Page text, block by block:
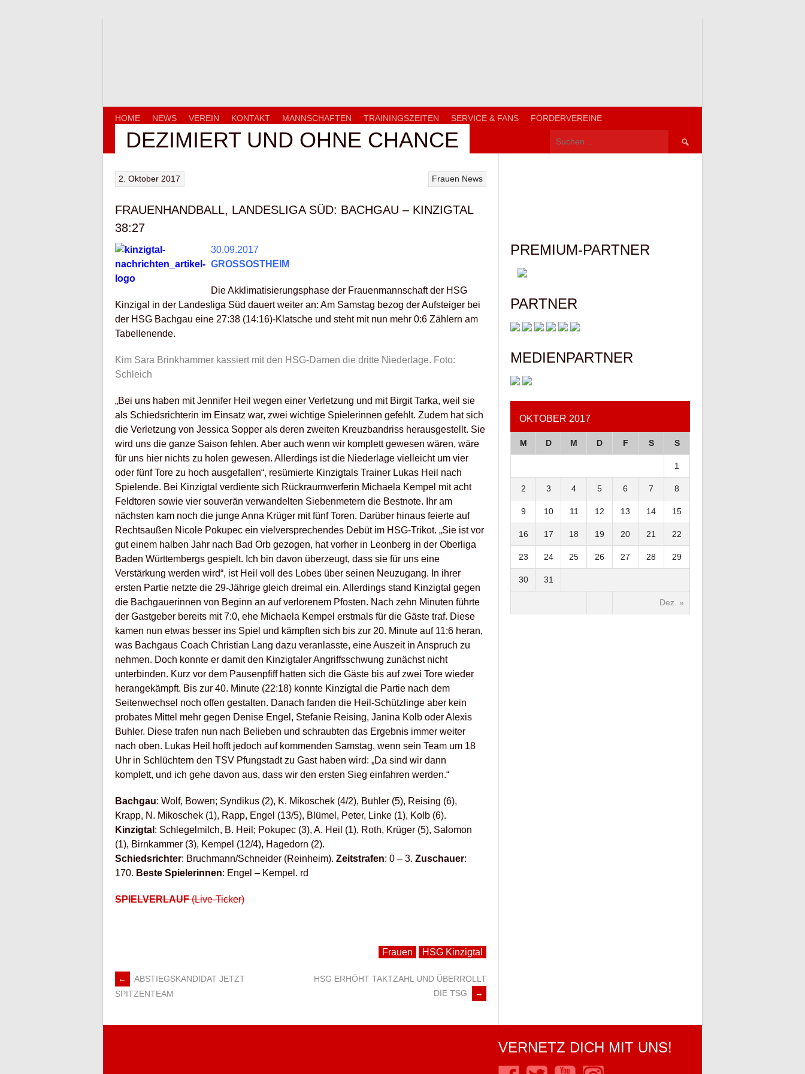
HOME NEWS VEREIN KONTAKT MANNSCHAFTEN TRAININGSZEITEN SERVICE & FANS FÖRDERVEREINE
Suchen
DEZIMIERT UND OHNE CHANCE
Frauen News
2. Oktober 2017
FRAUENHANDBALL, LANDESLIGA SÜD: BACHGAU – KINZIGTAL
38:27
30.09.2017
GROSSOSTHEIM
Die Akklimatisierungsphase der Frauenmannschaft der HSG
Kinzigal in der Landesliga Süd dauert weiter an: Am Samstag bezog der Aufsteiger bei
der HSG Bachgau eine 27:38 (14:16)-Klatsche und steht mit nun mehr 0:6 Zählern am
Tabellenende.
Kim Sara Brinkhammer kassiert mit den HSG-Damen die dritte Niederlage. Foto:
Schleich
„Bei uns haben mit Jennifer Heil wegen einer Verletzung und mit Birgit Tarka, weil sie
als Schiedsrichterin im Einsatz war, zwei wichtige Spielerinnen gefehlt. Zudem hat sich
die Verletzung von Jessica Sopper als deren zweiten Kreuzbandriss herausgestellt. Sie
wird uns die ganze Saison fehlen. Aber auch wenn wir komplett gewesen wären, wäre
für uns hier nichts zu holen gewesen. Allerdings ist die Niederlage vielleicht um vier
oder fünf Tore zu hoch ausgefallen“, resümierte Kinzigtals Trainer Lukas Heil nach
Spielende. Bei Kinzigtal verdiente sich Rückraumwerferin Michaela Kempel mit acht
Feldtoren sowie vier souverän verwandelten Siebenmetern die Bestnote. Ihr am
nächsten kam noch die junge Anna Krüger mit fünf Toren. Darüber hinaus feierte auf
Rechtsaußen Nicole Pokupec ein vielversprechendes Debüt im HSG-Trikot. „Sie ist vor
gut einem halben Jahr nach Bad Orb gezogen, hat vorher in Leonberg in der Oberliga
Baden Württembergs gespielt. Ich bin davon überzeugt, dass sie für uns eine
Verstärkung werden wird“, ist Heil voll des Lobes über seinen Neuzugang. In ihrer
ersten Partie netzte die 29-Jährige gleich dreimal ein. Allerdings stand Kinzigtal gegen
die Bachgauerinnen von Beginn an auf verlorenem Pfosten. Nach zehn Minuten führte
der Gastgeber bereits mit 7:0, ehe Michaela Kempel erstmals für die Gäste traf. Diese
kamen nun etwas besser ins Spiel und kämpften sich bis zur 20. Minute auf 11:6 heran,
was Bachgaus Coach Christian Lang dazu veranlasste, eine Auszeit in Anspruch zu
nehmen. Doch konnte er damit den Kinzigtaler Angriffsschwung zunächst nicht
unterbinden. Kurz vor dem Pausenpfiff hatten sich die Gäste bis auf zwei Tore wieder
herangekämpft. Bis zur 40. Minute (22:18) konnte Kinzigtal die Partie nach dem
Seitenwechsel noch offen gestalten. Danach fanden die Heil-Schützlinge aber kein
probates Mittel mehr gegen Denise Engel, Stefanie Reising, Janina Kolb oder Alexis
Buhler. Diese trafen nun nach Belieben und schraubten das Ergebnis immer weiter
nach oben. Lukas Heil hofft jedoch auf kommenden Samstag, wenn sein Team um 18
Uhr in Schlüchtern den TSV Pfungstadt zu Gast haben wird: „Da sind wir dann
komplett, und ich gehe davon aus, dass wir den ersten Sieg einfahren werden.“
Bachgau: Wolf, Bowen; Syndikus (2), K. Mikoschek (4/2), Buhler (5), Reising (6),
Krapp, N. Mikoschek (1), Rapp, Engel (13/5), Blümel, Peter, Linke (1), Kolb (6).
Kinzigtal : Schlegelmilch, B. Heil; Pokupec (3), A. Heil (1), Roth, Krüger (5), Salomon
(1), Birnkammer (3), Kempel (12/4), Hagedorn (2).
Schiedsrichter: Bruchmann/Schneider (Reinheim). Zeitstrafen: 0 – 3. Zuschauer:
170. Beste Spielerinnen: Engel – Kempel. rd
SPIELVERLAUF(Live-Ticker)
Frauen HSG Kinzigtal
ARTIKEL-
NAVIGATION
←
ABSTIEGSKANDIDAT JETZT
SPITZENTEAM
HSG ERHÖHT TAKTZAHL UND ÜBERROLLT
DIE TSG
→
PREMIUM-PARTNER
PARTNER
MEDIENPARTNER
OKTOBER 2017
M D M D F S S
Dez. »
1
2 3 4 5 6 7 8
9 10 11 12 13 14 15
16 17 18 19 20 21 22
23 24 25 26 27 28 29
30 31
VERNETZ DICH MIT UNS!